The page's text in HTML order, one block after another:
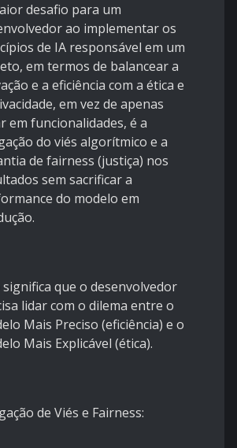
desafio para um
ao implementar os
de IA responsável em um
em termos de balancear a
e a eficiência com a ética e
em vez de apenas
em funcionalidades, é a
do viés algorítmico e a
de fairness (justiça) nos
sem sacrificar a
do modelo em
significa que o desenvolvedor
lidar com o dilema entre o
Mais Preciso (eficiência) e o
Mais Explicável (ética).
de Viés e Fairness: